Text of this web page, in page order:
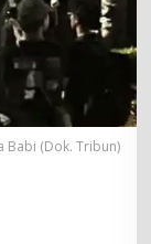
Babi (Dok. Tribun)